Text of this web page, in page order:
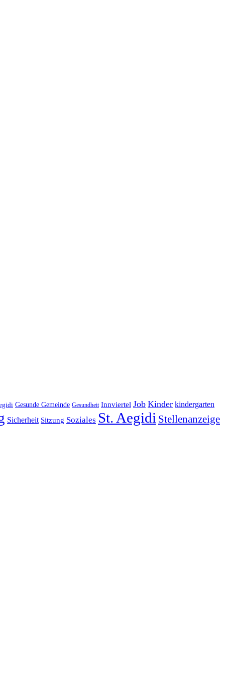
Gesunde Gemeinde Gesundheit Innviertel Job Kinder kindergarten
Sicherheit Sitzung Soziales St. Aegidi Stellenanzeige